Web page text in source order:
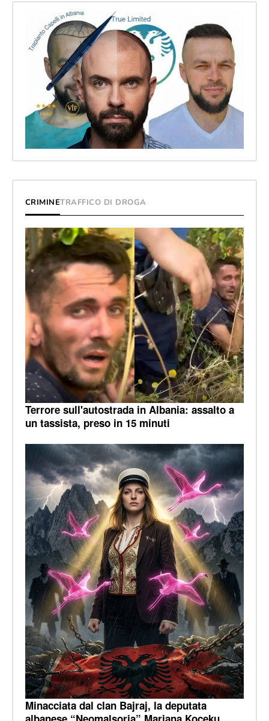
CRIMINETRAFFICO DI DROGA
Terrore sull'autostrada in Albania: assalto a
un tassista, preso in 15 minuti
Minacciata dal clan Bajraj, la deputata